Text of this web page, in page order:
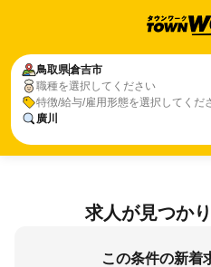
鳥取県倉吉市
職種を選択してください
特徴/給与/雇用形態を選択してくだ
廣川
求人が見つか
この条件の新着